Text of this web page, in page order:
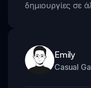
δημιουργίες σε
Emily
Casual